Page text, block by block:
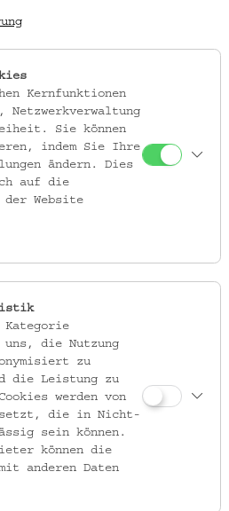
ruthenischer
Kernfunktionen
Sie können
indem Sie Ihre
ändern. Dies
auf die
der Website
Kategorie
uns, die Nutzung
zu
die Leistung zu
werden von
die in Nicht-
sein können.
können die
anderen Daten